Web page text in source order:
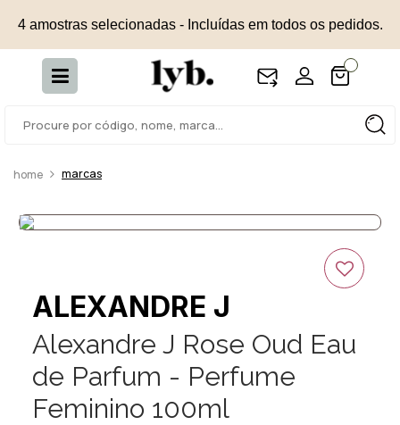
4 amostras selecionadas - Incluídas em todos os pedidos.
marcas
ALEXANDRE J
Alexandre J Rose Oud Eau
de Parfum - Perfume
Feminino 100ml